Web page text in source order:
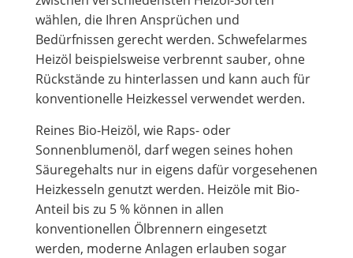
wählen, die Ihren Ansprüchen und
Bedürfnissen gerecht werden. Schwefelarmes
Heizöl beispielsweise verbrennt sauber, ohne
Rückstände zu hinterlassen und kann auch für
konventionelle Heizkessel verwendet werden.
Reines Bio-Heizöl, wie Raps- oder
Sonnenblumenöl, darf wegen seines hohen
Säuregehalts nur in eigens dafür vorgesehenen
Heizkesseln genutzt werden. Heizöle mit Bio-
Anteil bis zu 5 % können in allen
konventionellen Ölbrennern eingesetzt
werden, moderne Anlagen erlauben sogar